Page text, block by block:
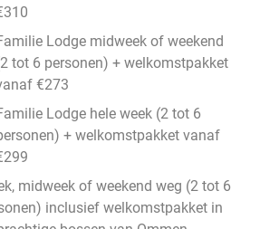
Lodge midweek of weekend
tot 6 personen) + welkomstpakket
€273
Lodge hele week (2 tot 6
+ welkomstpakket vanaf
midweek of weekend weg (2 tot 6
inclusief welkomstpakket in